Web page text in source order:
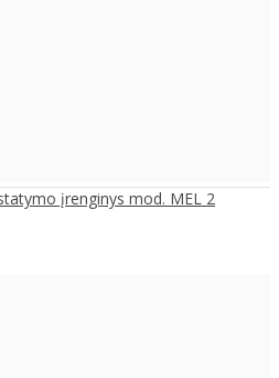
įrenginys mod. MEL 2